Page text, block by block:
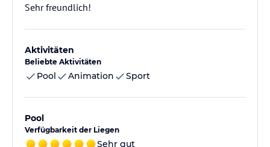
Sehr freundlich!
Aktivitäten
Beliebte Aktivitäten
Pool Animation Sport
Pool
Verfügbarkeit der Liegen
Sehr gut